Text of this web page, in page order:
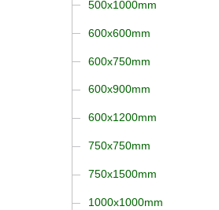
500x1000mm
600x600mm
600x750mm
600x900mm
600x1200mm
750x750mm
750x1500mm
1000x1000mm